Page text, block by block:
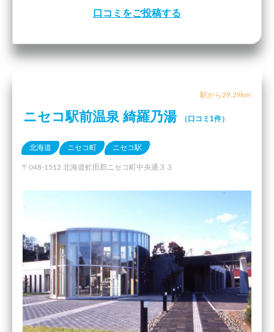
口コミをご投稿する
駅から29.29km
ニセコ駅前温泉 綺羅乃湯 （口コミ1件）
北海道 ニセコ町 ニセコ駅
〒048-1512 北海道虻田郡ニセコ町中央通３３